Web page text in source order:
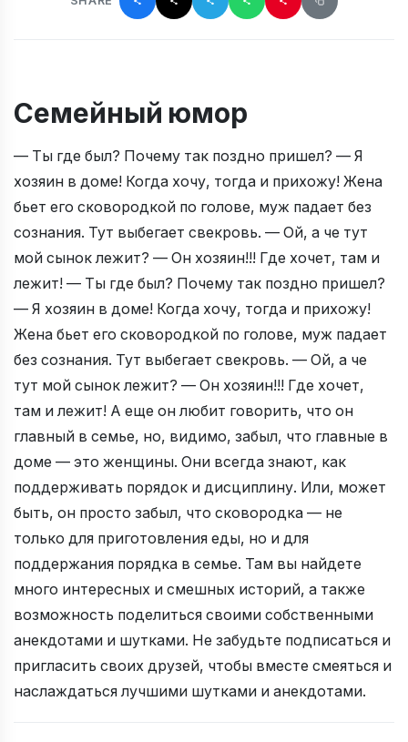
Семейный юмор
— Ты где был? Почему так поздно пришел? — Я
хозяин в доме! Когда хочу, тогда и прихожу! Жена
бьет его сковородкой по голове, муж падает без
сознания. Тут выбегает свекровь. — Ой, а че тут
мой сынок лежит? — Он хозяин!!! Где хочет, там и
лежит! — Ты где был? Почему так поздно пришел?
— Я хозяин в доме! Когда хочу, тогда и прихожу!
Жена бьет его сковородкой по голове, муж падает
без сознания. Тут выбегает свекровь. — Ой, а че
тут мой сынок лежит? — Он хозяин!!! Где хочет,
там и лежит! А еще он любит говорить, что он
главный в семье, но, видимо, забыл, что главные в
доме — это женщины. Они всегда знают, как
поддерживать порядок и дисциплину. Или, может
быть, он просто забыл, что сковородка — не
только для приготовления еды, но и для
поддержания порядка в семье. Там вы найдете
много интересных и смешных историй, а также
возможность поделиться своими собственными
анекдотами и шутками. Не забудьте подписаться и
пригласить своих друзей, чтобы вместе смеяться и
наслаждаться лучшими шутками и анекдотами.